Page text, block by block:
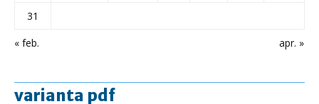
« feb. apr. »
31
varianta pdf